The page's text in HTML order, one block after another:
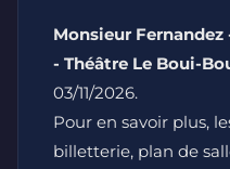
Monsieur Fernandez
- Théâtre Le Boui-
03/11/2026.
Pour en savoir plus,
billetterie, plan de